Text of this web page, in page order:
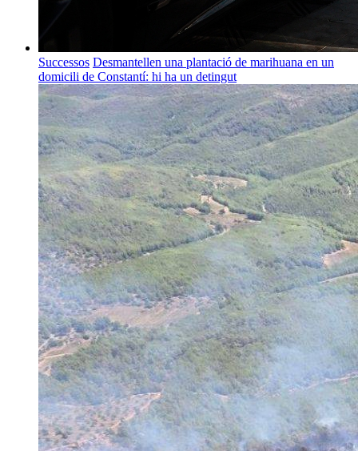
Successos Desmantellen una plantació de marihuana en un
domicili de Constantí: hi ha un detingut